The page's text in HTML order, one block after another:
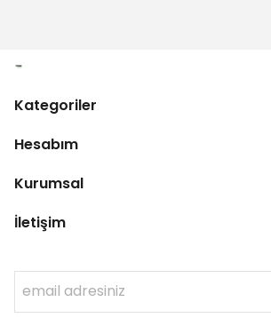
Kategoriler
Hesabım
Kurumsal
İletişim